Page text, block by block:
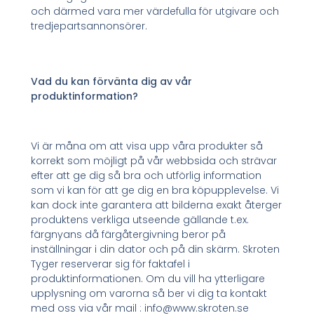
och därmed vara mer värdefulla för utgivare och
tredjepartsannonsörer.
Vad du kan förvänta dig av vår
produktinformation?
Vi är måna om att visa upp våra produkter så
korrekt som möjligt på vår webbsida och strävar
efter att ge dig så bra och utförlig information
som vi kan för att ge dig en bra köpupplevelse. Vi
kan dock inte garantera att bilderna exakt återger
produktens verkliga utseende gällande t.ex.
färgnyans då färgåtergivning beror på
inställningar i din dator och på din skärm. Skroten
Tyger reserverar sig för faktafel i
produktinformationen. Om du vill ha ytterligare
upplysning om varorna så ber vi dig ta kontakt
med oss via vår mail : info@www.skroten.se